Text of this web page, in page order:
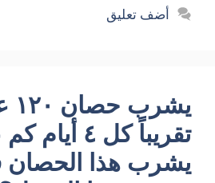
أضف تعليق
تقريباً كل ٤